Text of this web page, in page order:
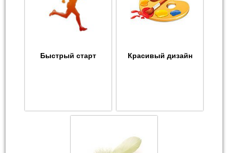
Быстрый старт Красивый дизайн